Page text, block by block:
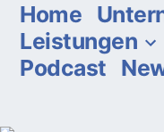
Home
Leistungen
Podcast